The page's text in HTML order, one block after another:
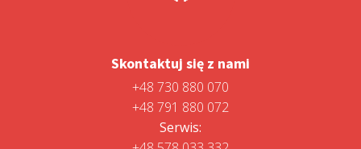
Skontaktuj się z nami
+48 730 880 070
+48 791 880 072
Serwis: